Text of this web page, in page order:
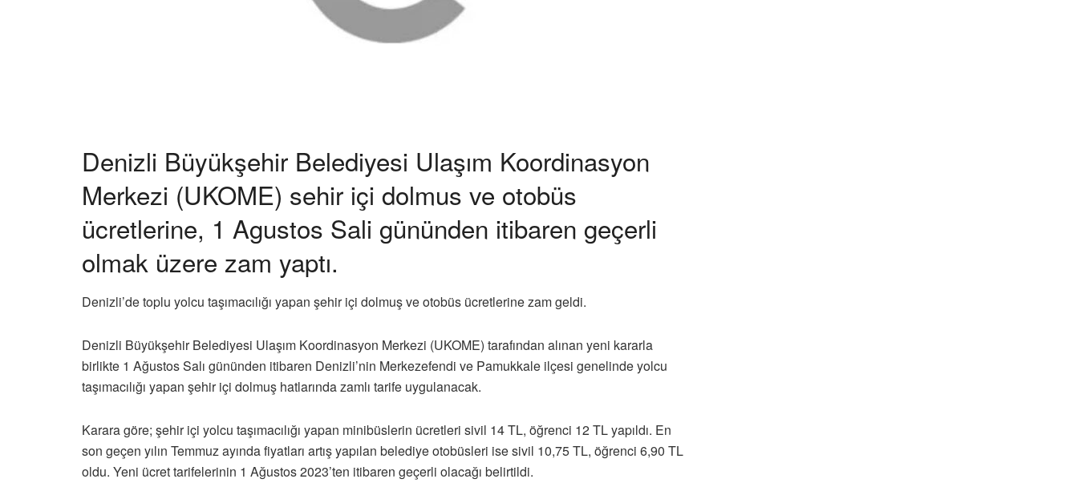
Denizli Büyükşehir Belediyesi Ulaşım Koordinasyon
Merkezi (UKOME) sehir içi dolmus ve otobüs
ücretlerine, 1 Agustos Sali gününden itibaren geçerli
olmak üzere zam yaptı.
Denizli’de toplu yolcu taşımacılığı yapan şehir içi dolmuş ve otobüs ücretlerine zam geldi.
Denizli Büyükşehir Belediyesi Ulaşım Koordinasyon Merkezi (UKOME) tarafından alınan yeni kararla
birlikte 1 Ağustos Salı gününden itibaren Denizli’nin Merkezefendi ve Pamukkale ilçesi genelinde yolcu
taşımacılığı yapan şehir içi dolmuş hatlarında zamlı tarife uygulanacak.
Karara göre; şehir içi yolcu taşımacılığı yapan minibüslerin ücretleri sivil 14 TL, öğrenci 12 TL yapıldı. En
son geçen yılın Temmuz ayında fiyatları artış yapılan belediye otobüsleri ise sivil 10,75 TL, öğrenci 6,90 TL
oldu. Yeni ücret tarifelerinin 1 Ağustos 2023’ten itibaren geçerli olacağı belirtildi.